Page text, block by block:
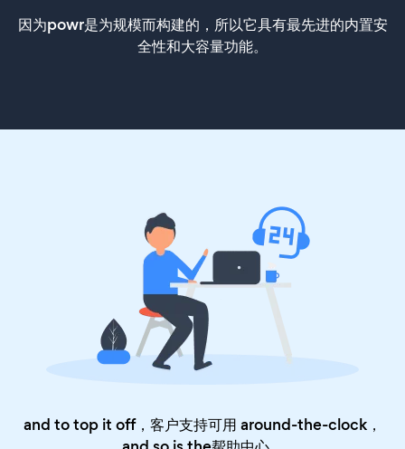
因为powr是为规模而构建的，所以它具有最先进的内置安
全性和大容量功能。
and to top it off，客户支持可用 around-the-clock，